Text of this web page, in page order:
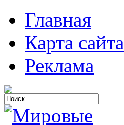
Главная
Карта сайта
Реклама